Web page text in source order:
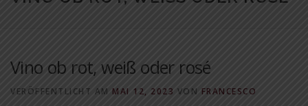
Vino ob rot, weiß oder rosé
VERÖFFENTLICHT AM MAI 12, 2023 VON FRANCESCO